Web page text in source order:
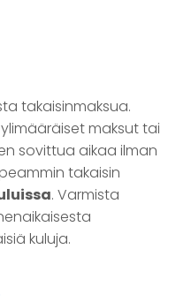
takaisinmaksua.
maksut tai
sovittua aikaa ilman
takaisin
. Varmista
kuluja.